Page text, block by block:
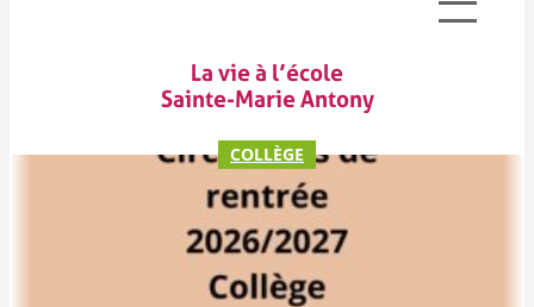
La vie à l’école
Sainte-Marie Antony
COLLÈGE